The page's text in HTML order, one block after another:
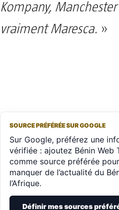
Kompany,
vraiment Maresca. »
SOURCE PRÉFÉRÉE SUR GOOGLE
Sur Google, préférez une
vérifiée : ajoutez Bénin Web
comme source préférée
manquer de l’actualité du
l’Afrique.
Définir mes sources